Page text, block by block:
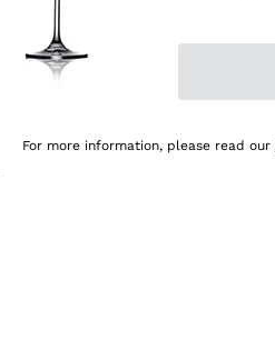
For more information, please read our